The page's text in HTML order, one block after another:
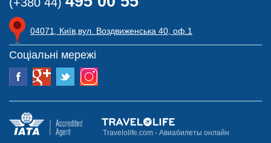
04071, Київ,вул. Воздвиженська 40, оф.1
Соціальні мережі
Travelolife.com - Авиабилеты онлайн